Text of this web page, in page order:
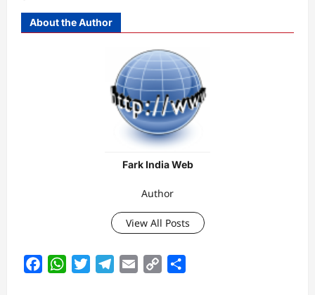
About the Author
Fark India Web
Author
View All Posts
FacebookWhatsAppTwitterTelegram
Email
Copy